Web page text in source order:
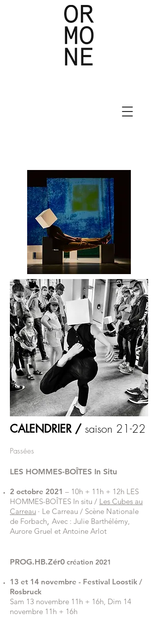
CALENDRIER / saison 21-22
Passées
LES HOMMES-BOÎTES In Situ
2 octobre 2021 – 10h + 11h + 12h LES
HOMMES-BOÎTES In situ / Les Cubes au
Carreau - Le Carreau / Scène Nationale
de Forbach, Avec : Julie Barthélémy,
Aurore Gruel et Antoine Arlot
PROG.HB.Zér0 création 2021
13 et 14 novembre - Festival Loostik /
Rosbruck
Sam 13 novembre 11h + 16h, Dim 14
novembre 11h + 16h